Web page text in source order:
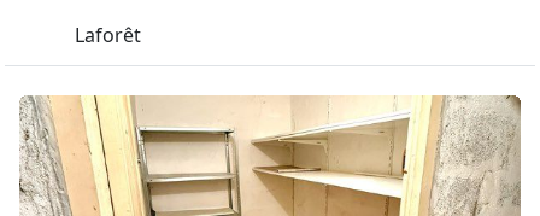
Laforêt